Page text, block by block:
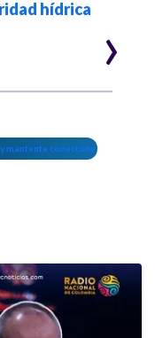
hídrica
›
mantente conectado